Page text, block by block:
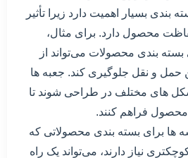
بسیار اهمیت دارد زیرا تأثیر
محصول دارد. برای مثال،
بسته بندی محصولات می‌تواند از
حمل و نقل جلوگیری کند. جعبه ها
شکل های مختلف در طراحی شوند تا
فراهم کنند.
ها برای بسته بندی محصولاتی که
نیاز دارند، می‌تواند یک راه